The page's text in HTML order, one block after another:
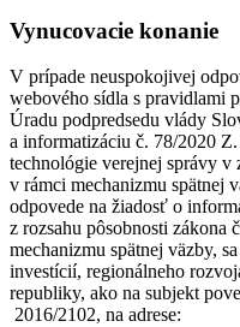
Vynucovacie konanie
V prípade neuspokojivej
webového sídla s pravidlami
Úradu podpredsedu vlády
a informatizáciu č. 78/2020
technológie verejnej správy
v rámci mechanizmu spätnej
odpovede na žiadosť o
z rozsahu pôsobnosti
mechanizmu spätnej väzby,
investícií, regionálneho
republiky, ako na subjekt
2016/2102, na adrese: